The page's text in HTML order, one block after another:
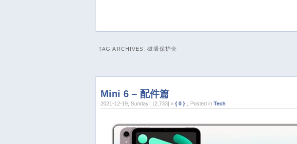
TAG ARCHIVES:磁吸保护套
Mini 6 – 配件篇
2021-12-19, Sunday | [2,733] × { 0 } ，Posted in Tech